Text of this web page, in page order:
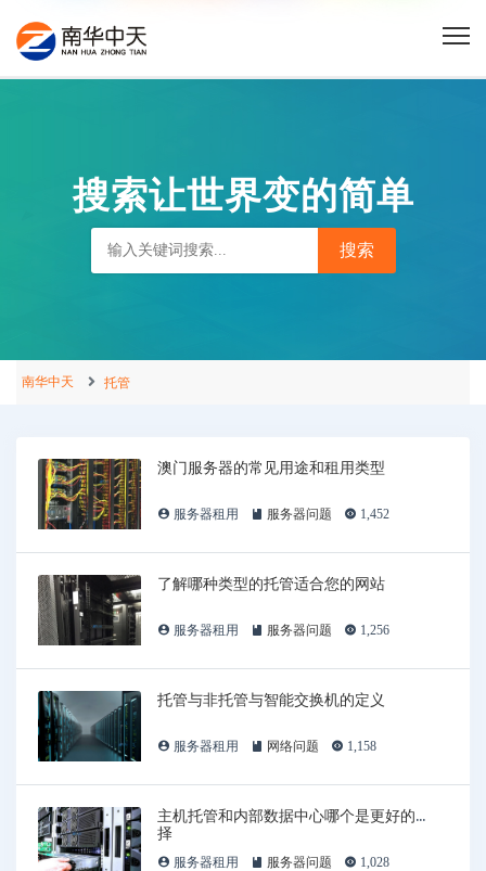
搜索让世界变的简单
南华中天 托管
澳门服务器的常见用途和租用类型
服务器租用 服务器问题 1,452
了解哪种类型的托管适合您的网站
服务器租用 服务器问题 1,256
托管与非托管与智能交换机的定义
服务器租用 网络问题 1,158
主机托管和内部数据中心哪个是更好的选
择
服务器租用 服务器问题 1,028